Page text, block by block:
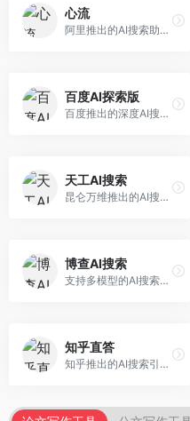
心流
阿里推出的AI搜索助手，专注于智能信息获取。面向普通用户，提供智能搜索、内容整理、知识问答等服务，与阿里生态深度整合。
百度AI探索版
百度推出的深度AI搜索引擎，整合百度知识图谱。面向中文用户，提供智能问答、知识探索、内容生成等服务，知识覆盖面广。
天工AI搜索
昆仑万维推出的AI搜索引擎，整合大模型与搜索能力。面向普通用户，提供智能问答、深度搜索、内容整理等服务，中文搜索体验好。
博查AI搜索
支持多模型的AI搜索引擎，整合多种大模型能力。面向AI爱好者，提供多模型搜索、答案对比、深度分析等服务，模型选择灵活。
知乎直答
知乎推出的AI搜索引擎，专注于知识问答场景。面向知识获取者，提供知乎内容搜索、智能问答、知识整理等服务，专业知识丰富。